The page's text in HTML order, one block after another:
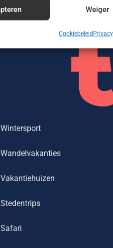
en content leveren en tonen.Weiger
Cookiebeleid
Wintersport
Wandelvakanties
Vakantiehuizen
Stedentrips
Safari